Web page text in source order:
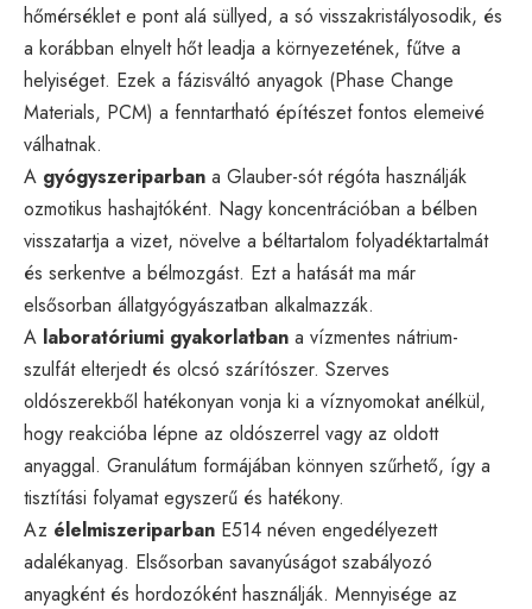
hőmérséklet e pont alá süllyed, a só visszakristályosodik, és
a korábban elnyelt hőt leadja a környezetének, fűtve a
helyiséget. Ezek a fázisváltó anyagok (Phase Change
Materials, PCM) a fenntartható építészet fontos elemeivé
válhatnak.
A gyógyszeriparban a Glauber-sót régóta használják
ozmotikus hashajtóként. Nagy koncentrációban a bélben
visszatartja a vizet, növelve a béltartalom folyadéktartalmát
és serkentve a bélmozgást. Ezt a hatását ma már
elsősorban állatgyógyászatban alkalmazzák.
A laboratóriumi gyakorlatban a vízmentes nátrium-
szulfát elterjedt és olcsó szárítószer. Szerves
oldószerekből hatékonyan vonja ki a víznyomokat anélkül,
hogy reakcióba lépne az oldószerrel vagy az oldott
anyaggal. Granulátum formájában könnyen szűrhető, így a
tisztítási folyamat egyszerű és hatékony.
Az élelmiszeriparban E514 néven engedélyezett
adalékanyag. Elsősorban savanyúságot szabályozó
anyagként és hordozóként használják. Mennyisége az